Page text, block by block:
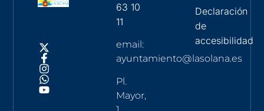
63 10
11
email:
ayuntamiento@lasolana.es
Pl.
Mayor,
Declaración
de
accesibilidad